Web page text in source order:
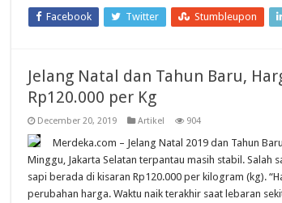
Facebook Twitter Stumbleupon
Jelang Natal dan Tahun Baru,
Rp120.000 per Kg
December 20, 2019 Artikel 904
Merdeka.com – Jelang Natal 2019 dan Tahun
Minggu, Jakarta Selatan terpantau masih stabil.
sapi berada di kisaran Rp120.000 per kilogram (kg).
perubahan harga. Waktu naik terakhir saat lebaran